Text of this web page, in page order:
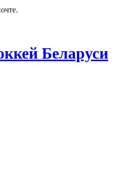
Беларуси